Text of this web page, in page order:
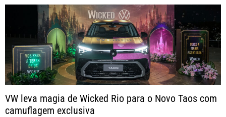
VW leva magia de Wicked Rio para o Novo Taos com
camuflagem exclusiva